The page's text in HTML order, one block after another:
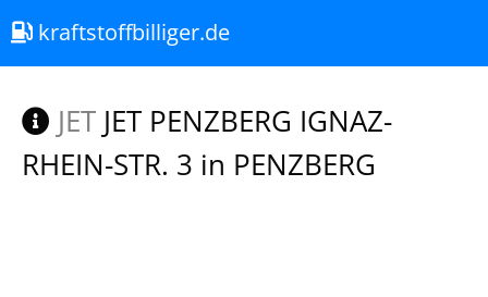
kraftstoffbilliger.de
JET JET PENZBERG IGNAZ-
RHEIN-STR. 3 in PENZBERG